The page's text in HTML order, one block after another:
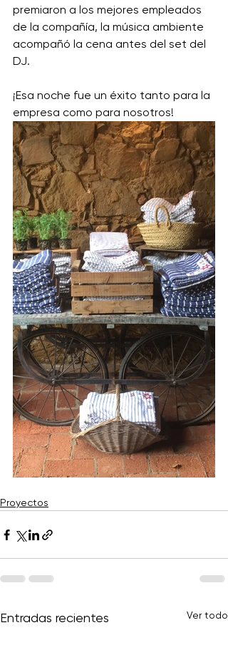
premiaron a los mejores empleados
de la compañía, la música ambiente
acompañó la cena antes del set del
DJ.
¡Esa noche fue un éxito tanto para la
empresa como para nosotros!
Proyectos
Entradas recientes Ver todo